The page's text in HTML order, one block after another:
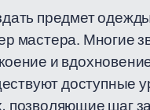
предмет
мастера. Многие
и
доступные
, позволяющие шаг